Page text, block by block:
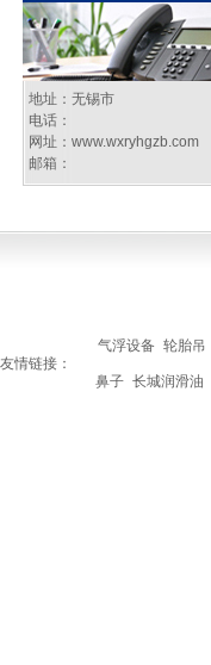
地址：无锡市
电话：
网址： www.wxryhgzb.com
邮箱：
友情链接：
气浮设备 轮胎吊
鼻子 长城润滑油